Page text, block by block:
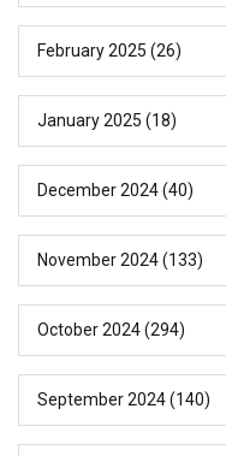
February 2025 (26)
January 2025 (18)
December 2024(40)
November 2024(133)
October 2024(294)
September 2024(140)